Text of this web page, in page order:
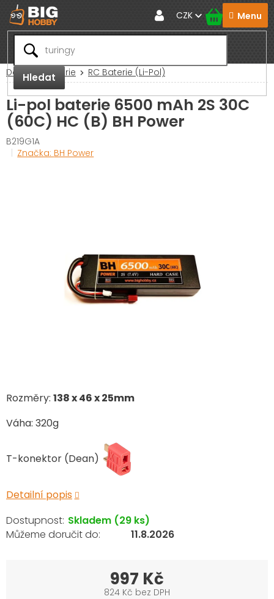
Přejít
na
obsah
Hledat
CZK
Domů Baterie RC Baterie (Li-Pol)
Li-pol baterie 6500 mAh 2S 30C
(60C) HC (B) BH Power
B219G1A
Značka: BH Power
Rozměry: 138 x 46 x 25mm
Váha: 320g
T-konektor (Dean)
Detailní popis
Skladem (29 ks)
11.8.2026
997 Kč
824 Kč bez DPH